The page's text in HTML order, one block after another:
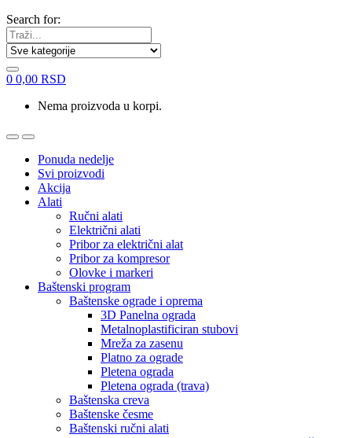
Search for:
0 0,00 RSD
Nema proizvoda u korpi.
Ponuda nedelje
Svi proizvodi
Akcija
Alati
Ručni alati
Električni alati
Pribor za električni alat
Pribor za kompresor
Olovke i markeri
Baštenski program
Baštenske ograde i oprema
3D Panelna ograda
Metalnoplastificiran stubovi
Mreža za zasenu
Platno za ograde
Pletena ograda
Pletena ograda (trava)
Baštenska creva
Baštenske česme
Baštenski ručni alati